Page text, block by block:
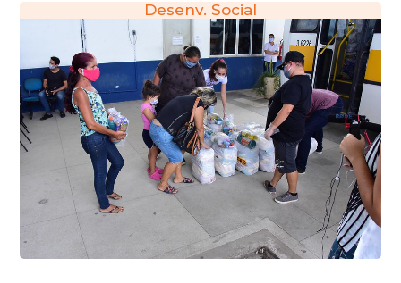
Desenv. Social